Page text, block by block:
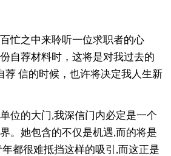
忙之中来聆听一位求职者的心
自荐材料时，这将是对我过去的
荐 信的时候，也许将决定我人生新
位的大门,我深信门内必定是一个
。她包含的不仅是机遇,而的将是
都很难抵挡这样的吸引,而这正是